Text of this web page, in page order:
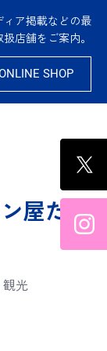
ア掲載などの最
店舗をご案内。
SHOP
屋だ
観光